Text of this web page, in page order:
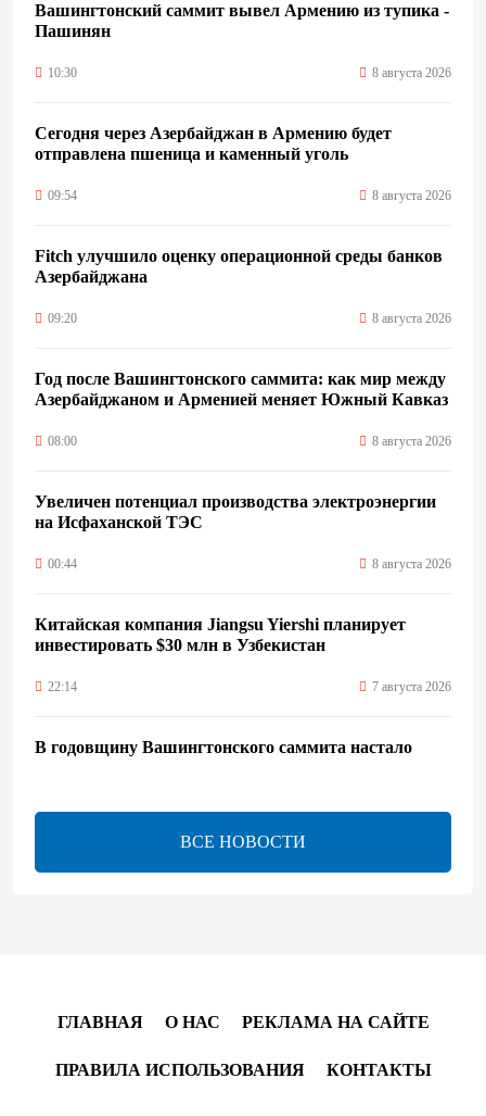
Вашингтонский саммит вывел Армению из тупика -
Пашинян
10:30 8 августа 2026
Сегодня через Азербайджан в Армению будет
отправлена пшеница и каменный уголь
09:54 8 августа 2026
Fitch улучшило оценку операционной среды банков
Азербайджана
09:20 8 августа 2026
Год после Вашингтонского саммита: как мир между
Азербайджаном и Арменией меняет Южный Кавказ
08:00 8 августа 2026
Увеличен потенциал производства электроэнергии
на Исфаханской ТЭС
00:44 8 августа 2026
Китайская компания Jiangsu Yiershi планирует
инвестировать $30 млн в Узбекистан
22:14 7 августа 2026
В годовщину Вашингтонского саммита настало
Минфин Азербайджана отчитался о работе,
проделанной в I полугодии
17:20 7 августа 2026
ВСЕ НОВОСТИ
ГЛАВНАЯ О НАС РЕКЛАМА НА САЙТЕ
ПРАВИЛА ИСПОЛЬЗОВАНИЯ КОНТАКТЫ